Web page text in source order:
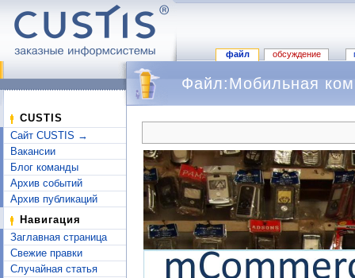
файл обсуждение
CUSTIS
Сайт CUSTIS →
Вакансии
Блог команды
Архив событий
Архив публикаций
Навигация
Заглавная страница
Свежие правки
Случайная статья
Файл:Мобильная